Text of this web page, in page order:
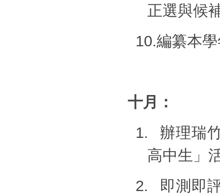
正選與候
10.編纂本
十月：
1.
辦理瑞
高中生」
2.
即測即